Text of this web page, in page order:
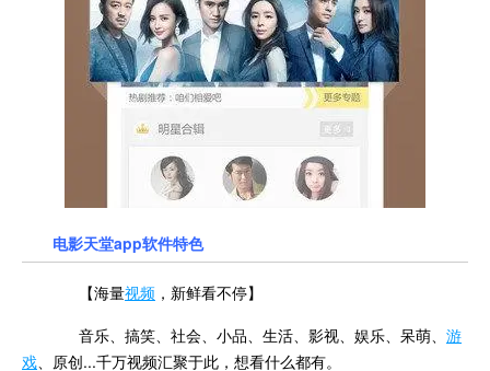
电影天堂app软件特色
【海量视频 ，新鲜看不停】
音乐、搞笑、社会、小品、生活、影视、娱乐、呆萌、 游
戏、原创...千万视频汇聚于此，想看什么都有。